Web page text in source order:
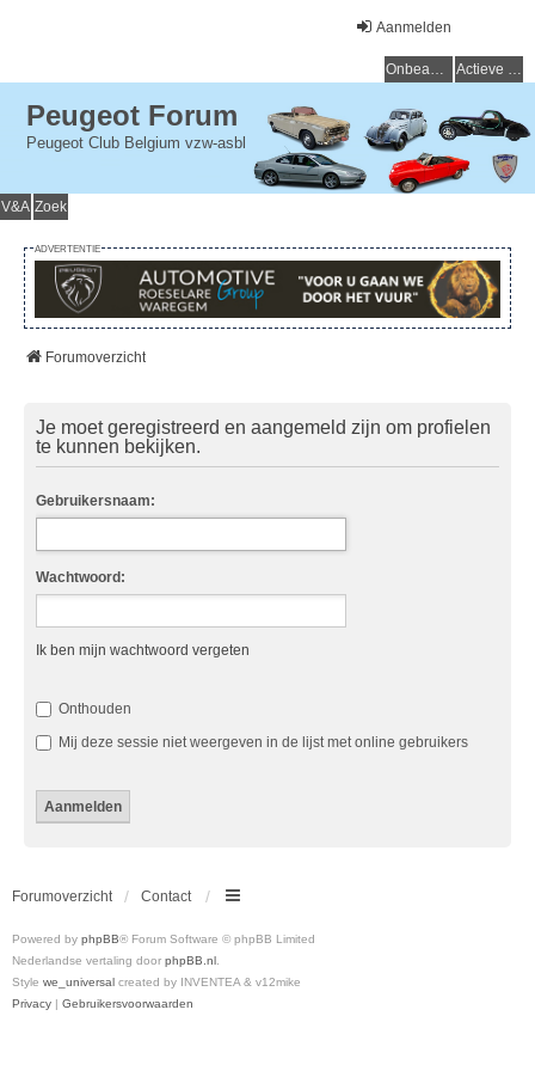
Aanmelden
Onbeantwoorde onderwerpen Actieve onderwerpen
Peugeot Forum
Peugeot Club Belgium vzw-asbl
V&A Zoek
ADVERTENTIE
Forumoverzicht
Je moet geregistreerd en aangemeld zijn om profielen
te kunnen bekijken.
Gebruikersnaam:
Wachtwoord:
Ik ben mijn wachtwoord vergeten
Onthouden
Mij deze sessie niet weergeven in de lijst met online gebruikers
Forumoverzicht Contact
Powered by phpBB® Forum Software © phpBB Limited
Nederlandse vertaling door phpBB.nl.
Style we_universal created by INVENTEA & v12mike
Privacy | Gebruikersvoorwaarden